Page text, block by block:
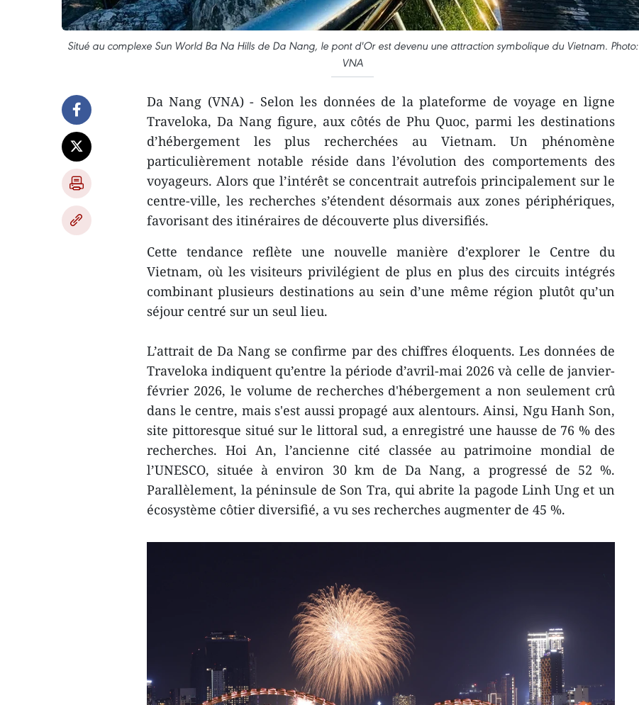
Situé au complexe Sun World Ba Na Hills de Da Nang, le pont d'Or est devenu une attraction symbolique du Vietnam. Photo:
VNA
Da Nang (VNA) - Selon les données de la plateforme de voyage en ligne
Traveloka, Da Nang figure, aux côtés de Phu Quoc, parmi les destinations
d’hébergement les plus recherchées au Vietnam. Un phénomène
particulièrement notable réside dans l’évolution des comportements des
voyageurs. Alors que l’intérêt se concentrait autrefois principalement sur le
centre-ville, les recherches s’étendent désormais aux zones périphériques,
favorisant des itinéraires de découverte plus diversifiés.
​Cette tendance reflète une nouvelle manière d’explorer le Centre du
Vietnam, où les visiteurs privilégient de plus en plus des circuits intégrés
combinant plusieurs destinations au sein d’une même région plutôt qu’un
séjour centré sur un seul lieu.
L’attrait de Da Nang se confirme par des chiffres éloquents. Les données de
Traveloka indiquent qu’entre la période d’avril-mai 2026 và celle de janvier-
février 2026, le volume de recherches d'hébergement a non seulement crû
dans le centre, mais s'est aussi propagé aux alentours. Ainsi, Ngu Hanh Son,
site pittoresque situé sur le littoral sud, a enregistré une hausse de 76 % des
recherches. Hoi An, l’ancienne cité classée au patrimoine mondial de
l’UNESCO, située à environ 30 km de Da Nang, a progressé de 52 %.
Parallèlement, la péninsule de Son Tra, qui abrite la pagode Linh Ung et un
écosystème côtier diversifié, a vu ses recherches augmenter de 45 %.